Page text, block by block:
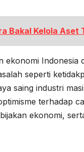
Bakal Kelola Aset
Indonesia
seperti
saing industri
terhadap
ekonomi,